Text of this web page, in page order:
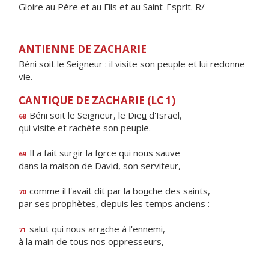
Gloire au Père et au Fils et au Saint-Esprit. R/
ANTIENNE DE ZACHARIE
Béni soit le Seigneur : il visite son peuple et lui redonne
vie.
CANTIQUE DE ZACHARIE (LC 1)
68 Béni soit le Seigneur, le Dieu d'Israël,
qui visite et rachète son peuple.
69 Il a fait surgir la force qui nous sauve
dans la maison de David, son serviteur,
70 comme il l'avait dit par la bouche des saints,
par ses prophètes, depuis les temps anciens :
71 salut qui nous arrache à l'ennemi,
à la main de tous nos oppresseurs,